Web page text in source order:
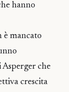
hanno
è mancato
Asperger che
crescita